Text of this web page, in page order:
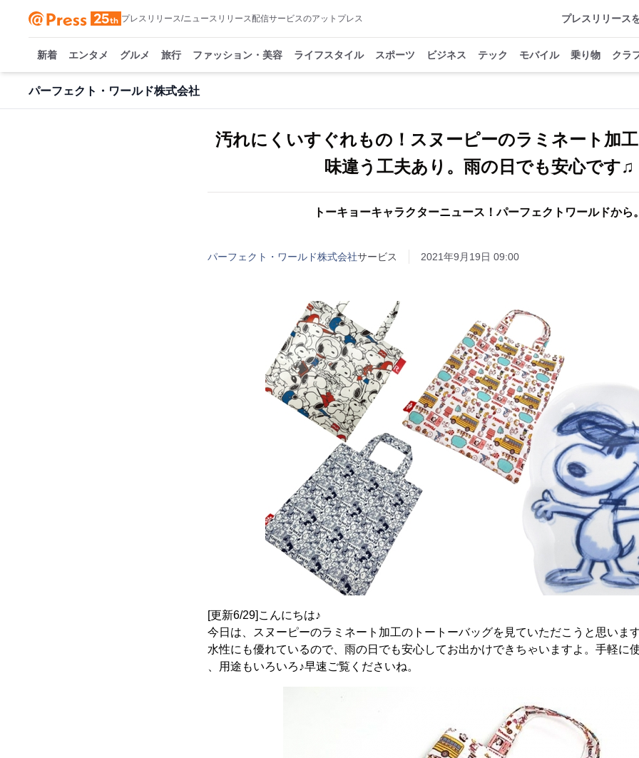
プレスリリース/ニュースリリース配信サービスのアットプレス プレスリリース
新着 エンタメ グルメ 旅行 ファッション・美容 ライフスタイル スポーツ ビジネス テック モバイル 乗り物 クラ
パーフェクト・ワールド株式会社
汚れにくいすぐれもの！スヌーピーのラミネート加
味違う工夫あり。雨の日でも安心です♫
トーキョーキャラクターニュース！パーフェクトワールドから
パーフェクト・ワールド株式会社サービス 2021年9月19日 09:00
[更新6/29]こんにちは♪
今日は、スヌーピーのラミネート加工のトートーバッグを見ていただこうと思いま
水性にも優れているので、雨の日でも安心してお出かけできちゃいますよ。手軽に
、用途もいろいろ♪早速ご覧くださいね。